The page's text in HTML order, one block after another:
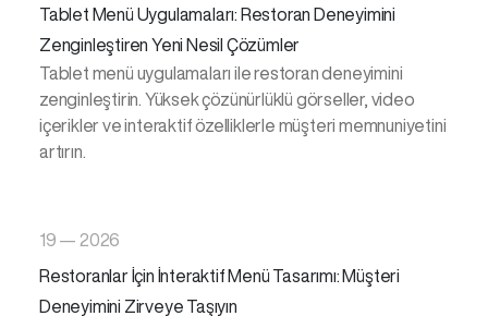
Tablet Menü Uygulamaları: Restoran Deneyimini
Zenginleştiren Yeni Nesil Çözümler
Tablet menü uygulamaları ile restoran deneyimini
zenginleştirin. Yüksek çözünürlüklü görseller, video
içerikler ve interaktif özelliklerle müşteri memnuniyetini
artırın.
19 — 2026
Restoranlar İçin İnteraktif Menü Tasarımı: Müşteri
Deneyimini Zirveye Taşıyın